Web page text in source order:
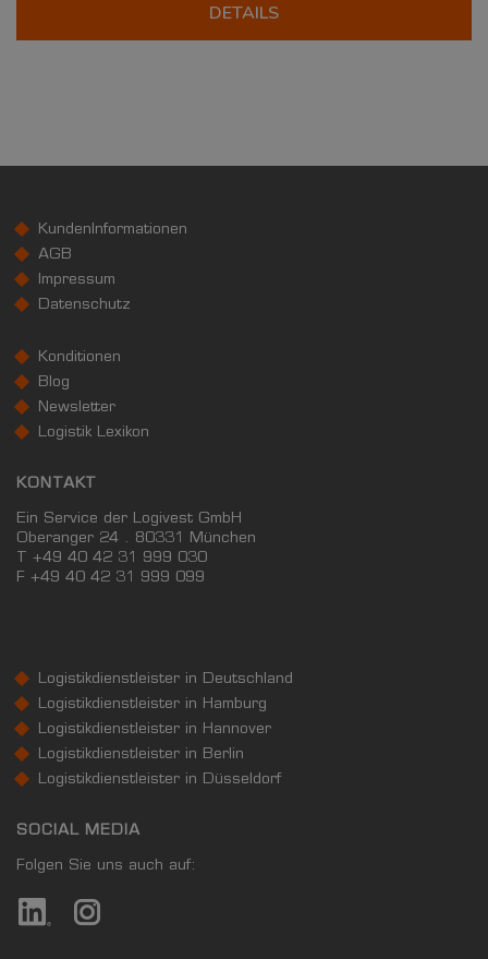
DETAILS
KundenInformationen
AGB
Impressum
Datenschutz
Konditionen
Blog
Newsletter
Logistik Lexikon
KONTAKT
Ein Service der Logivest GmbH
Oberanger 24 . 80331 München
T +49 40 42 31 999 030
F +49 40 42 31 999 099
Logistikdienstleister in Deutschland
Logistikdienstleister in Hamburg
Logistikdienstleister in Hannover
Logistikdienstleister in Berlin
Logistikdienstleister in Düsseldorf
SOCIAL MEDIA
Folgen Sie uns auch auf: